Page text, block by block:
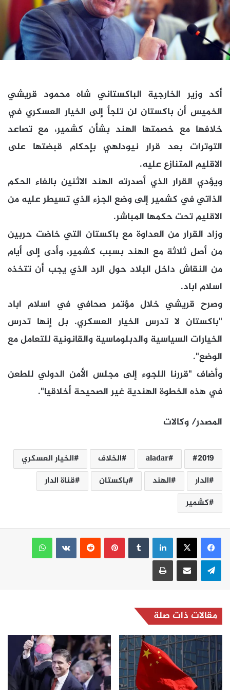
أكد وزير الخارجية الباكستاني شاه محمود قريشي
الخميس أن باكستان لن تلجأ إلى الخيار العسكري في
خلافها مع خصمتها الهند بشأن كشمير، مع تصاعد
التوترات بعد قرار نيودلهي بإحكام قبضتها على
الاقليم المتنازع عليه.
ويؤدي القرار الذي أصدرته الهند الاثنين بالغاء الحكم
الذاتي في كشمير إلى وضع الجزء الذي تسيطر عليه من
الاقليم تحت حكمها المباشر.
وزاد القرار من العداوة مع باكستان التي خاضت حربين
من أصل ثلاثة مع الهند بسبب كشمير، وأدى إلى أيام
من النقاش داخل البلاد حول الرد الذي يجب أن تتخذه
اسلام اباد.
وصرح قريشي خلال مؤتمر صحافي في اسلام اباد
"باكستان لا تدرس الخيار العسكري. بل إنها تدرس
الخيارات السياسية والدبلوماسية والقانونية للتعامل مع
الوضع".
وأضاف "قررنا اللجوء إلى مجلس الأمن الدولي للطعن
في هذه الخطوة الهندية غير الصحيحة أخلاقيا".
المصدر/ وكالات
2019
aladar الخلاف
الخيار العسكري
الدار
الهند باكستان
قناة الدار
كشمير
لينكدإن بينتيريست
واتساب
تيلقرام مشاركة عبر البريد طباعة
مقالات ذات صلة